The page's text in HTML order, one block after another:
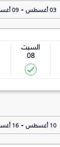
03 أغسطس -09 أغسطس
السبت
08
10 أغسطس -16 أغسطس